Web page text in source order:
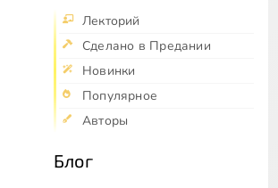
Лекторий
Сделано в Предании
Новинки
Популярное
Авторы
Блог